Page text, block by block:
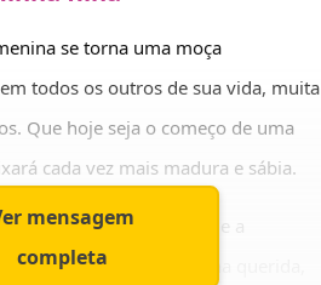
se torna uma moça
todos os outros de sua vida, muita
Que hoje seja o começo de uma
cada vez mais madura e sábia.
sonhou, que as alegrias e a
E que você, minha filha querida,
mensagem
completa